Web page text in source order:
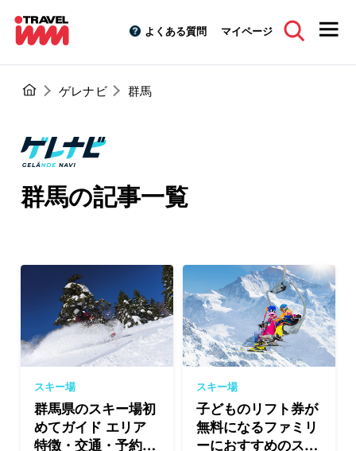
よくある質問 マイページ
ゲレナビ 群馬
群馬の記事一覧
スキー場
群馬県のスキー場初
めてガイド エリア
特徴・交通・予約・
スキー場
子どものリフト券が
無料になるファミリ
ーにおすすめのスキ